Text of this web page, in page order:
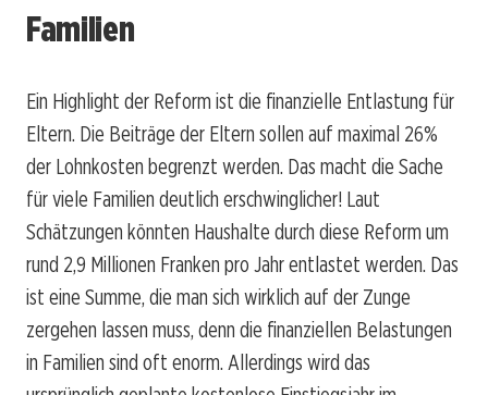
Familien
Ein Highlight der Reform ist die finanzielle Entlastung für
Eltern. Die Beiträge der Eltern sollen auf maximal 26%
der Lohnkosten begrenzt werden. Das macht die Sache
für viele Familien deutlich erschwinglicher! Laut
Schätzungen könnten Haushalte durch diese Reform um
rund 2,9 Millionen Franken pro Jahr entlastet werden. Das
ist eine Summe, die man sich wirklich auf der Zunge
zergehen lassen muss, denn die finanziellen Belastungen
in Familien sind oft enorm. Allerdings wird das